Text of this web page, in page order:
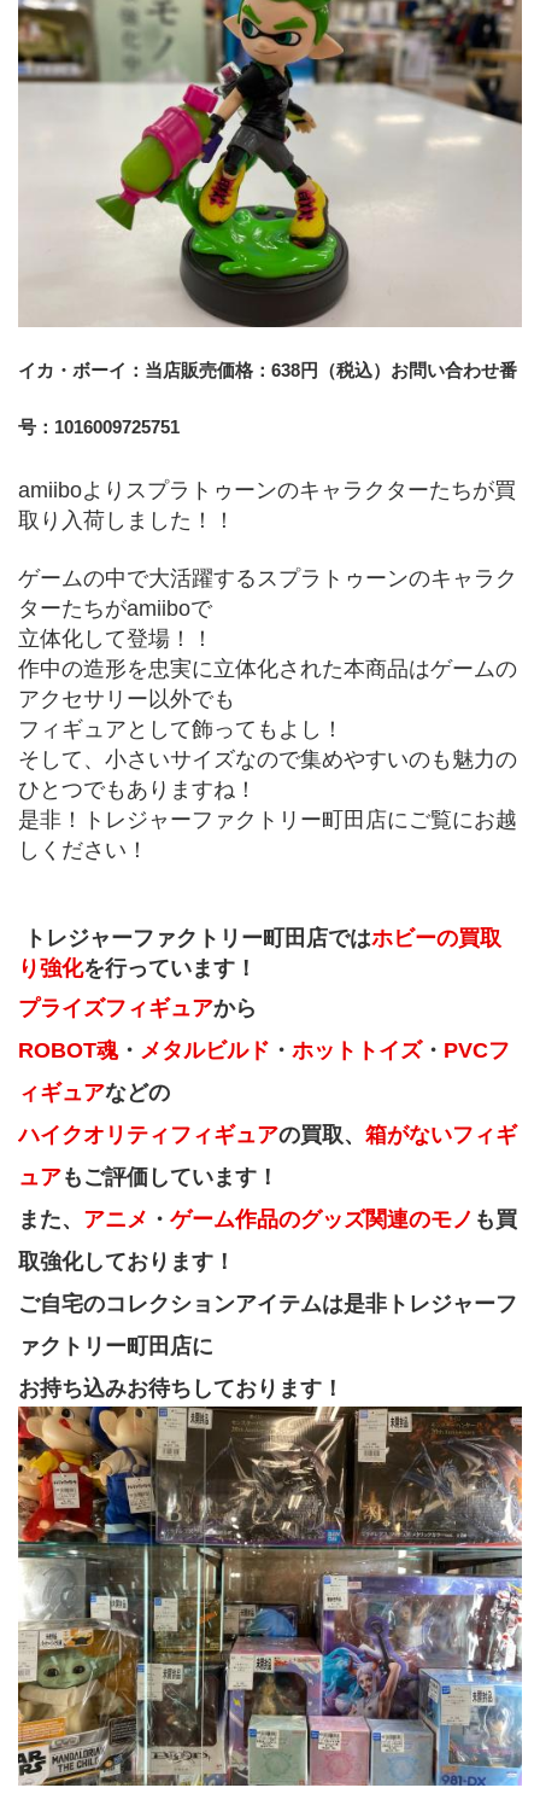
イカ・ボーイ：当店販売価格：638円（税込）お問い合わせ番
号：1016009725751
amiiboよりスプラトゥーンのキャラクターたちが買
取り入荷しました！！
ゲームの中で大活躍するスプラトゥーンのキャラク
ターたちがamiiboで
立体化して登場！！
作中の造形を忠実に立体化された本商品はゲームの
アクセサリー以外でも
フィギュアとして飾ってもよし！
そして、小さいサイズなので集めやすいのも魅力の
ひとつでもありますね！
是非！トレジャーファクトリー町田店にご覧にお越
しください！
トレジャーファクトリー町田店ではホビーの買取
り強化を行っています！
プライズフィギュアから
ROBOT魂・ メタルビルド ・ ホットトイズ・ PVCフ
ィギュアなどの
ハイクオリティフィギュアの買取、 箱がないフィギ
ュアもご評価しています！
また、 アニメ ・ ゲーム作品のグッズ関連のモノ も買
取強化しております！
ご自宅のコレクションアイテムは是非トレジャーフ
ァクトリー町田店に
お持ち込みお待ちしております！